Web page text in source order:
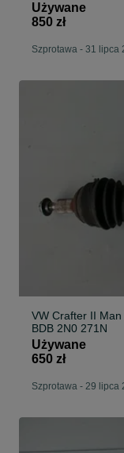
Używane
850 zł
Szprotawa - 31 lipca
VW Crafter II Man
BDB 2N0 271N
Używane
650 zł
Szprotawa - 29 lipca